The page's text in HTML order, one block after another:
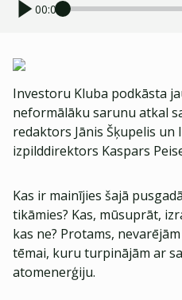
00:00
Investoru Kluba podkāsta
neformālāku sarunu atkal
redaktors Jānis Šķupelis un
izpilddirektors Kaspars
Kas ir mainījies šajā
tikāmies? Kas, mūsuprāt,
kas ne? Protams,
tēmai, kuru turpinājām ar
atomenerģiju.